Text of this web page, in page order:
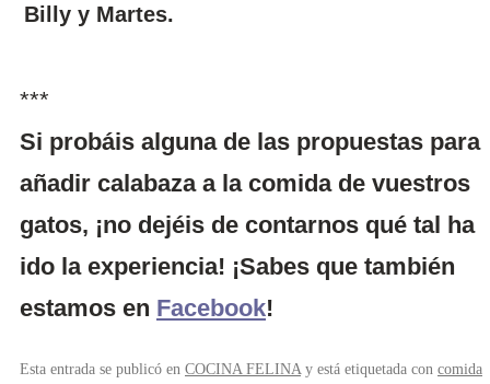
Billy y Martes.
***
Si probáis alguna de las propuestas para
añadir calabaza a la comida de vuestros
gatos, ¡no dejéis de contarnos qué tal ha
ido la experiencia! ¡Sabes que también
estamos en Facebook!
Esta entrada se publicó en COCINA FELINA y está etiquetada con comida